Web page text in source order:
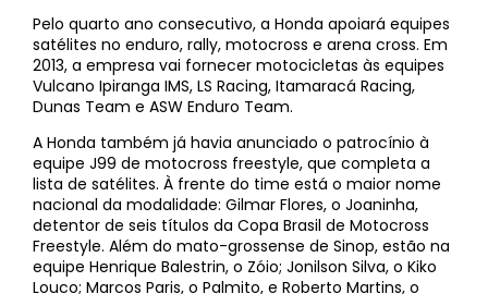
Pelo quarto ano consecutivo, a Honda apoiará equipes
satélites no enduro, rally, motocross e arena cross. Em
2013, a empresa vai fornecer motocicletas às equipes
Vulcano Ipiranga IMS, LS Racing, Itamaracá Racing,
Dunas Team e ASW Enduro Team.
A Honda também já havia anunciado o patrocínio à
equipe J99 de motocross freestyle, que completa a
lista de satélites. À frente do time está o maior nome
nacional da modalidade: Gilmar Flores, o Joaninha,
detentor de seis títulos da Copa Brasil de Motocross
Freestyle. Além do mato-grossense de Sinop, estão na
equipe Henrique Balestrin, o Zóio; Jonilson Silva, o Kiko
Louco; Marcos Paris, o Palmito, e Roberto Martins, o